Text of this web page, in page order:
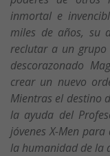
inmortal e
miles de años, su
reclutar a un grupo
descorazonado
crear un nuevo
Mientras el destino
la ayuda del
jóvenes X-Men
la humanidad de la